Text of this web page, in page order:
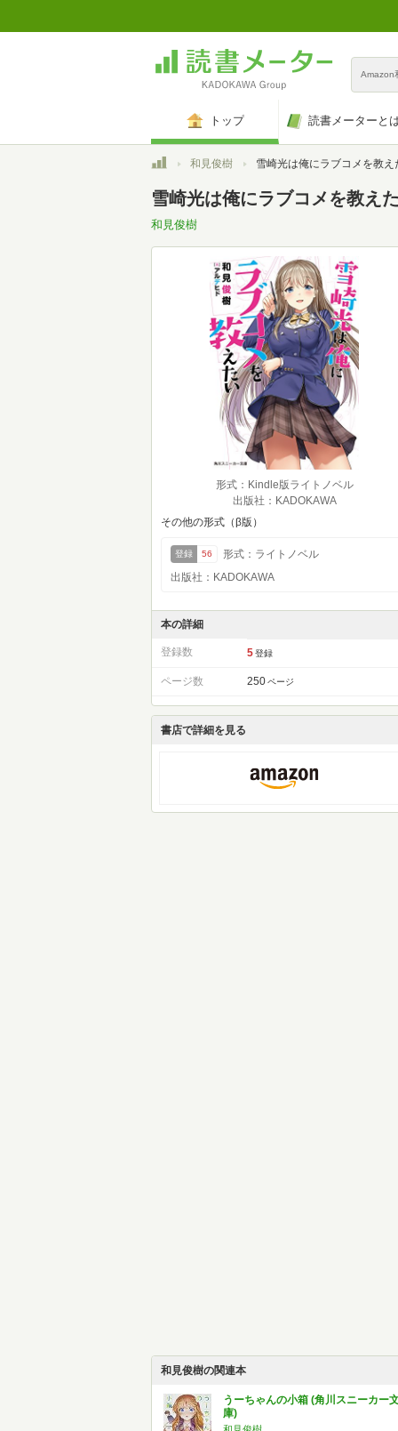
Amazon
トップ 読書メーターと
トップ和見俊樹 雪崎光は俺にラブコメを教えたい (角川スニー
雪崎光は俺にラブコメを教え
和見俊樹
形式：Kindle版ライトノベル
出版社：KADOKAWA
その他の形式（β版）
登録 56
形式：ライトノベル
出版社：KADOKAWA
本の詳細
登録数 5 登録
ページ数 250 ページ
書店で詳細を見る
和見俊樹の関連本
うーちゃんの小箱 (角川スニーカー
庫)